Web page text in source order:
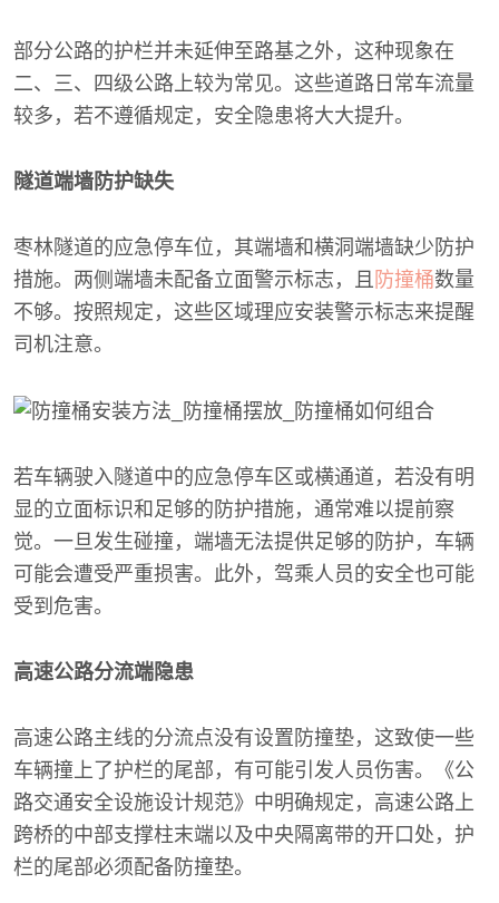
部分公路的护栏并未延伸至路基之外，这种现象在
二、三、四级公路上较为常见。这些道路日常车流量
较多，若不遵循规定，安全隐患将大大提升。
隧道端墙防护缺失
枣林隧道的应急停车位，其端墙和横洞端墙缺少防护
措施。两侧端墙未配备立面警示标志，且 防撞桶数量
不够。按照规定，这些区域理应安装警示标志来提醒
司机注意。
若车辆驶入隧道中的应急停车区或横通道，若没有明
显的立面标识和足够的防护措施，通常难以提前察
觉。一旦发生碰撞，端墙无法提供足够的防护，车辆
可能会遭受严重损害。此外，驾乘人员的安全也可能
受到危害。
高速公路分流端隐患
高速公路主线的分流点没有设置防撞垫，这致使一些
车辆撞上了护栏的尾部，有可能引发人员伤害。《公
路交通安全设施设计规范》中明确规定，高速公路上
跨桥的中部支撑柱末端以及中央隔离带的开口处，护
栏的尾部必须配备防撞垫。